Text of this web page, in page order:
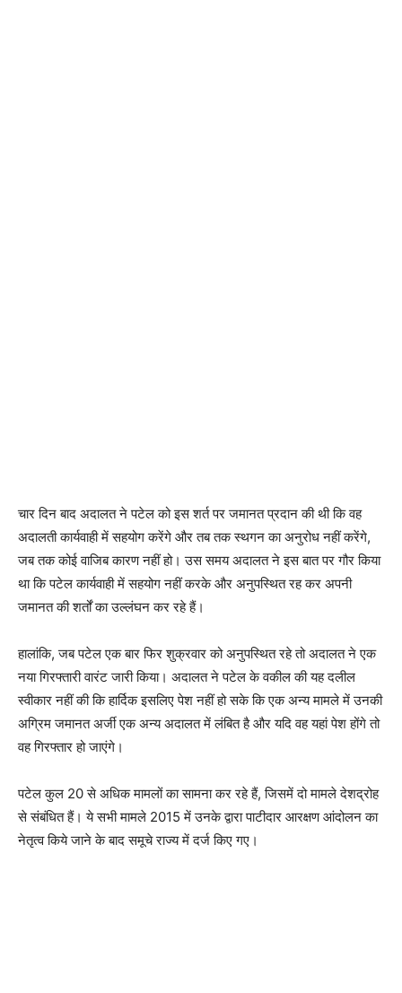
चार दिन बाद अदालत ने पटेल को इस शर्त पर जमानत प्रदान की थी कि वह
अदालती कार्यवाही में सहयोग करेंगे और तब तक स्थगन का अनुरोध नहीं करेंगे,
जब तक कोई वाजिब कारण नहीं हो। उस समय अदालत ने इस बात पर गौर किया
था कि पटेल कार्यवाही में सहयोग नहीं करके और अनुपस्थित रह कर अपनी
जमानत की शर्तों का उल्लंघन कर रहे हैं।
हालांकि, जब पटेल एक बार फिर शुक्रवार को अनुपस्थित रहे तो अदालत ने एक
नया गिरफ्तारी वारंट जारी किया। अदालत ने पटेल के वकील की यह दलील
स्वीकार नहीं की कि हार्दिक इसलिए पेश नहीं हो सके कि एक अन्य मामले में उनकी
अग्रिम जमानत अर्जी एक अन्य अदालत में लंबित है और यदि वह यहां पेश होंगे तो
वह गिरफ्तार हो जाएंगे।
पटेल कुल 20 से अधिक मामलों का सामना कर रहे हैं, जिसमें दो मामले देशद्रोह
से संबंधित हैं। ये सभी मामले 2015 में उनके द्वारा पाटीदार आरक्षण आंदोलन का
नेतृत्व किये जाने के बाद समूचे राज्य में दर्ज किए गए।